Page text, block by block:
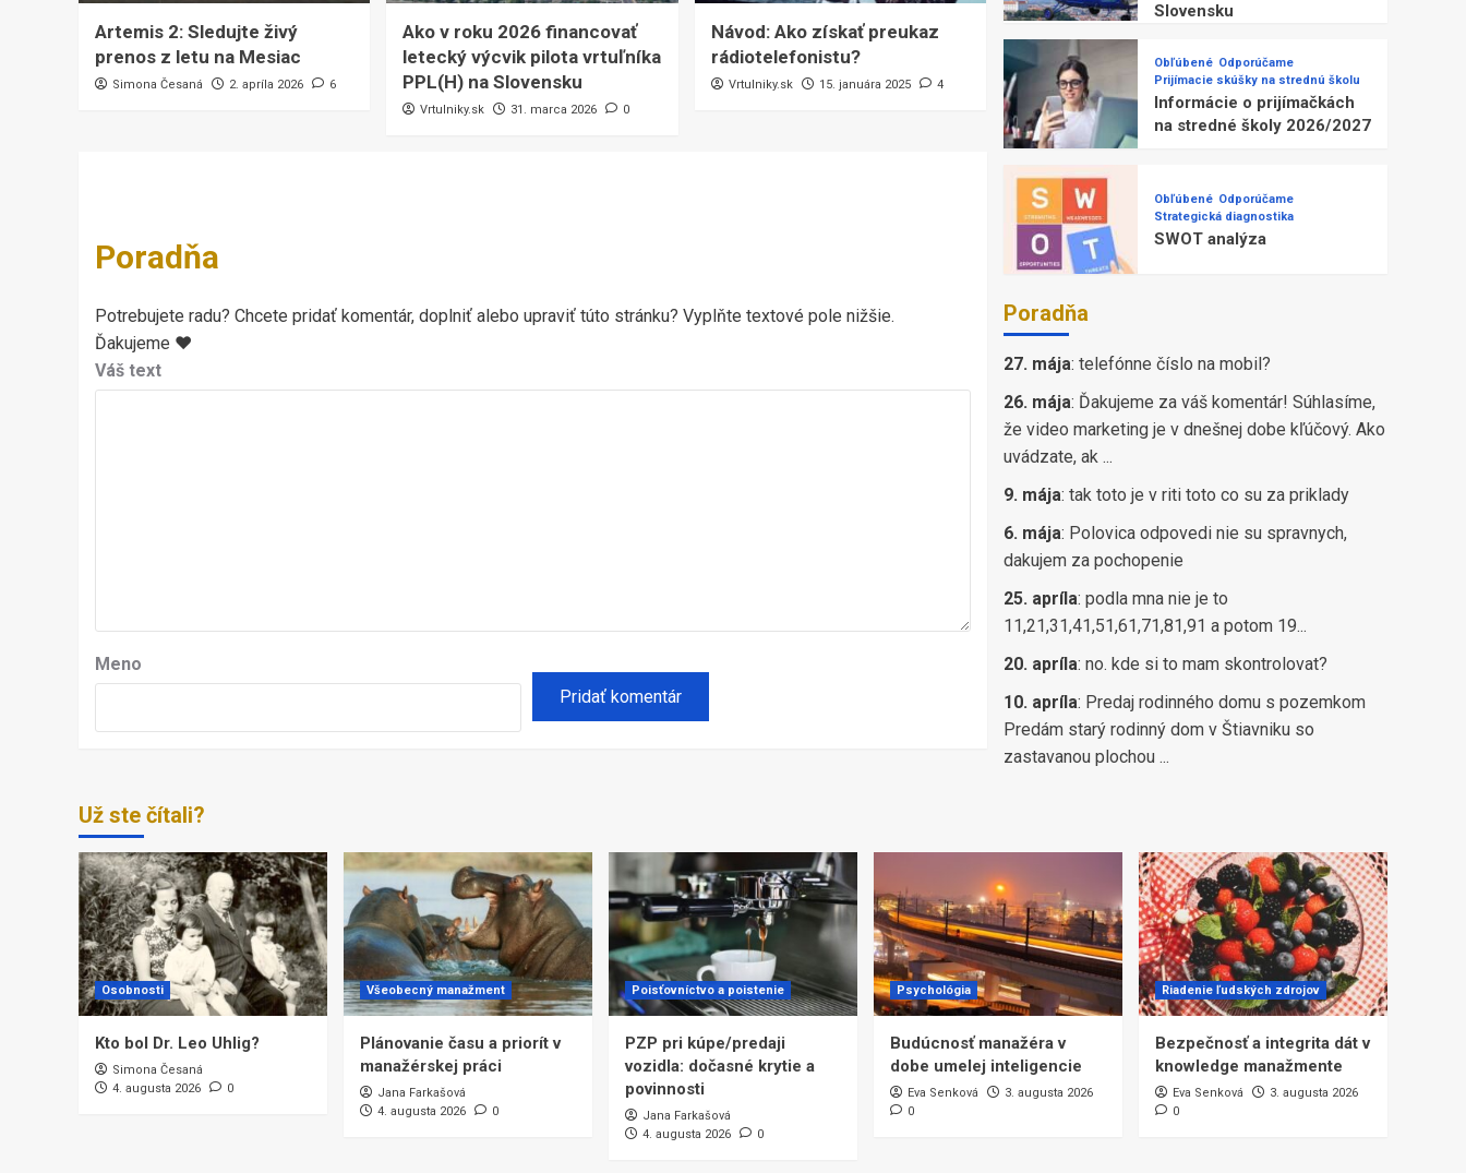
Artemis 2: Sledujte živý
prenos z letu na Mesiac
Simona Česaná 2. apríla 2026 6
Ako v roku 2026 financovať
letecký výcvik pilota vrtuľníka
PPL(H) na Slovensku
Vrtulniky.sk 31. marca 2026 0
Návod: Ako získať preukaz
rádiotelefonistu?
Vrtulniky.sk 15. januára 2025 4
Poradňa
Potrebujete radu? Chcete pridať komentár, doplniť alebo upraviť túto stránku? Vyplňte textové pole nižšie.
Ďakujeme ♥
Váš text
Meno
Slovensku
Obľúbené Odporúčame
Prijímacie skúšky na strednú školu
Informácie o prijímačkách
na stredné školy 2026/2027
Obľúbené Odporúčame
Strategická diagnostika
SWOT analýza
Poradňa
27. mája: telefónne číslo na mobil?
26. mája: Ďakujeme za váš komentár! Súhlasíme,
že video marketing je v dnešnej dobe kľúčový. Ako
uvádzate, ak ...
9. mája: tak toto je v riti toto co su za priklady
6. mája: Polovica odpovedi nie su spravnych,
dakujem za pochopenie
25. apríla: podla mna nie je to
11,21,31,41,51,61,71,81,91 a potom 19...
20. apríla: no. kde si to mam skontrolovat?
10. apríla: Predaj rodinného domu s pozemkom
Predám starý rodinný dom v Štiavniku so
zastavanou plochou ...
Už ste čítali?
Osobnosti
Kto bol Dr. Leo Uhlig?
Simona Česaná
4. augusta 2026
0
Všeobecný manažment
Plánovanie času a priorít v
manažérskej práci
Jana Farkašová
4. augusta 2026
0
Poisťovníctvo a poistenie
PZP pri kúpe/predaji
vozidla: dočasné krytie a
povinnosti
Jana Farkašová
4. augusta 2026
0
Psychológia
Budúcnosť manažéra v
dobe umelej inteligencie
Eva Senková
3. augusta 2026
0
Riadenie ľudských zdrojov
Bezpečnosť a integrita dát v
knowledge manažmente
Eva Senková
3. augusta 2026
0